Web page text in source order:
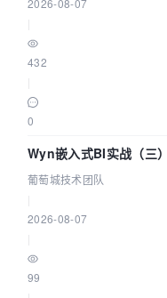
2026-08-07
432
0
Wyn嵌入式BI实战（三
数联动全闭环
葡萄城技术团队
2026-08-07
99